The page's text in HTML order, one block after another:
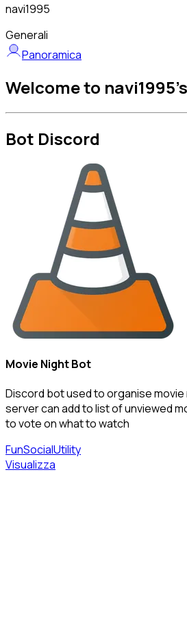
navi1995
Generali
Panoramica
Welcome to
Bot Discord
Movie Night Bot
Discord bot used to organise
server can add to list of unviewed
to vote on what to watch
FunSocialUtility
Visualizza